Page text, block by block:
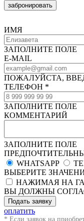
забронировать
ИМЯ
ЗАПОЛНИТЕ ПОЛЕ
E-MAIL
ПОЖАЛУЙСТА,
ТЕЛЕФОН *
ЗАПОЛНИТЕ ПОЛЕ
КОММЕНТАРИЙ
ЗАПОЛНИТЕ ПОЛЕ
WHATSAPP
ВЫБЕРИТЕ
НАЖИМАЯ НА
ВЫ ДОЛЖНЫ
Подать заявку
оплатить
* Если заявок на